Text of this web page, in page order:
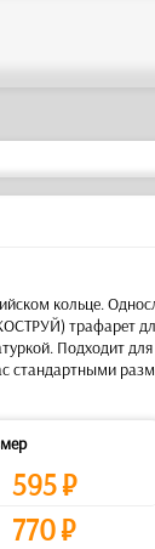
кольце.
трафарет
Подходит
стандартными
595₽
770₽